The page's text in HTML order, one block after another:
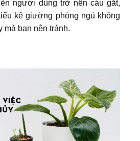
người dùng trở nên cáu gắt,
kê giường phòng ngủ không
mà bạn nên tránh.